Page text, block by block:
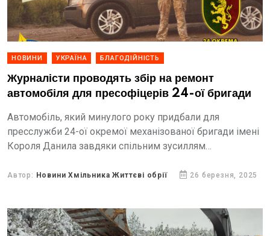
НОВИНИ УКРАЇНА БЛАГОДІЙНІСТЬ
Журналісти проводять збір на ремонт
автомобіля для пресофіцерів 24-ої бригади
Автомобіль, який минулого року придбали для
пресслужби 24-ої окремої механізованої бригади імені
Короля Данила завдяки спільним зусиллям
ремонту вартістю близько 200 тисяч гривень.
Автор: Новини Хмільника Життєві обрії 26 березня, 2025